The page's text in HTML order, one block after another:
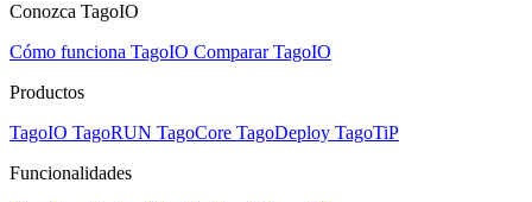
Conozca TagoIO
Cómo funciona TagoIO Comparar TagoIO
Productos
TagoIO TagoRUN TagoCore TagoDeploy TagoTiP
Funcionalidades